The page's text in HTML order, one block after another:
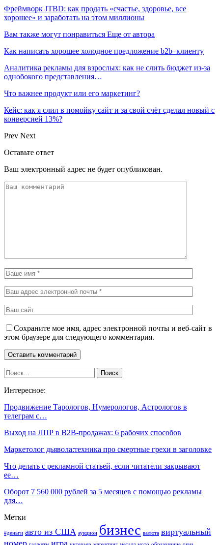
Фреймворк JTBD: как продать «счастье, здоровье, все
хорошее» и заработать на этом миллионы
Вам также могут понравиться Еще от автора
Как написать хорошее холодное предложение b2b–клиенту
Аналитика рекламы для взрослых: как не слить бюджет из-за
однобокого представления…
Что важнее продукт или его маркетинг?
Кейс: как я слил в помойку сайт и за свой счёт сделал новый с
конверсией 13%?
Prev Next
Оставьте ответ
Ваш электронный адрес не будет опубликован.
Сохраните мое имя, адрес электронной почты и веб-сайт в
этом браузере для следующего комментария.
Интересное:
Продвижение Тарологов, Нумерологов, Астрологов в
телеграм с…
Выход на ЛПР в B2B-продажах: 6 рабочих способов
Маркетолог дьявола:техника про смертные грехи в заголовке
Что делать с рекламной статьей, если читатели закрывают
ее…
Оборот 7 560 000 рублей за 5 месяцев с помощью рекламы
для…
Метки
#деньги авто из США аукцион бизнес валюта виртуальный
номер
игра